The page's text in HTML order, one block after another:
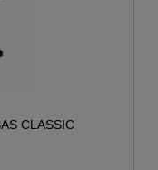
CLASSIC